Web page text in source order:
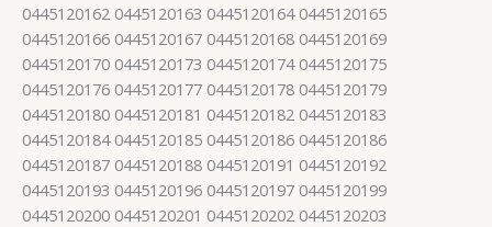
0445120162 0445120163 0445120164 0445120165
0445120166 0445120167 0445120168 0445120169
0445120170 0445120173 0445120174 0445120175
0445120176 0445120177 0445120178 0445120179
0445120180 0445120181 0445120182 0445120183
0445120184 0445120185 0445120186 0445120186
0445120187 0445120188 0445120191 0445120192
0445120193 0445120196 0445120197 0445120199
0445120200 0445120201 0445120202 0445120203